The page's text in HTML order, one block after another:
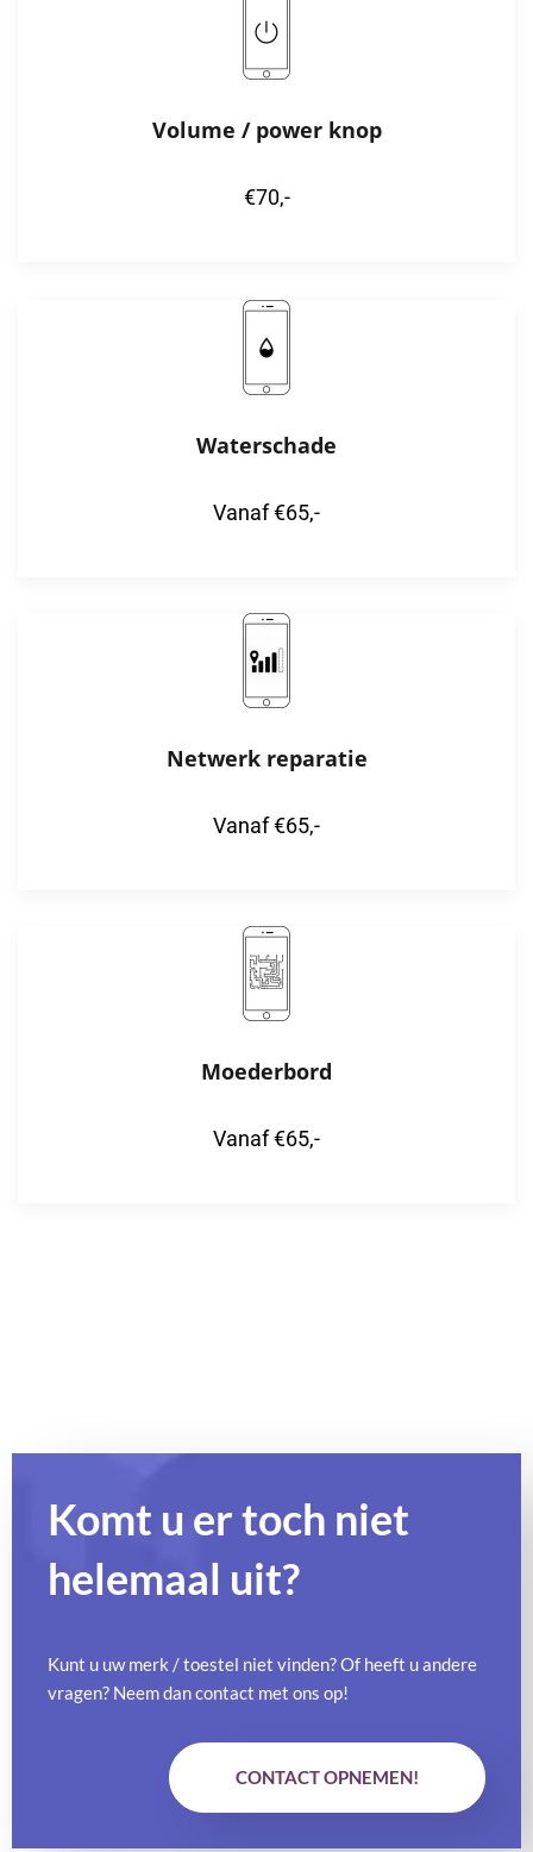
Volume / power knop
€70,-
Waterschade
Vanaf €65,-
Netwerk reparatie
Vanaf €65,-
Moederbord
Vanaf €65,-
Komt u er toch niet
helemaal uit?
Kunt u uw merk / toestel niet vinden? Of heeft u andere
vragen? Neem dan contact met ons op!
CONTACT OPNEMEN!